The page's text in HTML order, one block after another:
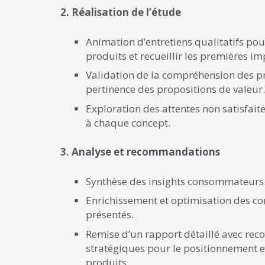
2. Réalisation de l’étude
Animation d’entretiens qualitatifs
produits et recueillir les premières
Validation de la compréhension des
pertinence des propositions de valeur.
Exploration des attentes non
à chaque concept.
3. Analyse et recommandations
Synthèse des insights
Enrichissement et optimisation des
présentés.
Remise d’un rapport détaillé avec
stratégiques pour le positionnement